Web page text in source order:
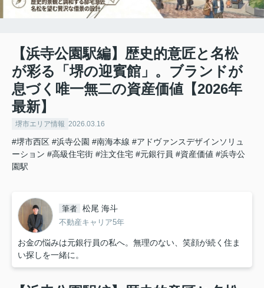
【浜寺公園駅編】歴史的意匠と名松
が彩る「堺の迎賓館」。ブランドが
息づく唯一無二の資産価値【2026年
最新】
堺市エリア情報 2026.03.16
#堺市西区 #浜寺公園 #南海本線 #アドヴァンスデザインソリュ
ーション #高級住宅街 #注文住宅 #元銀行員 #資産価値 #浜寺公
園駅
筆者 松尾 海斗
不動産キャリア5年
お金の悩みは元銀行員の私へ。無理のない、笑顔が続く住ま
い探しを一緒に。